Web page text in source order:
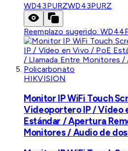
WD43PURZWD43PURZ
Reemplazo sugerido:
HIKVISION
Monitor IP WiFi Touch
Videoportero IP / Vídeo
Estándar / Apertura
Monitores / Audio de